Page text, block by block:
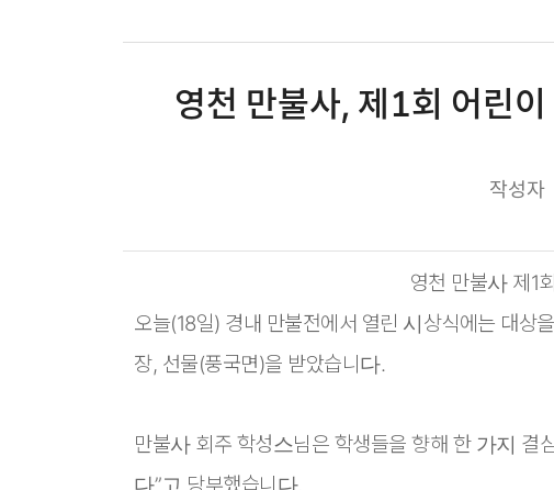
영천 만불사, 제1회 어린
작성자
영천 만불사 제1
오늘(18일) 경내 만불전에서 열린 시상식에는 대상
장, 선물(풍국면)을 받았습니다.
만불사 회주 학성스님은 학생들을 향해 한 가지 결